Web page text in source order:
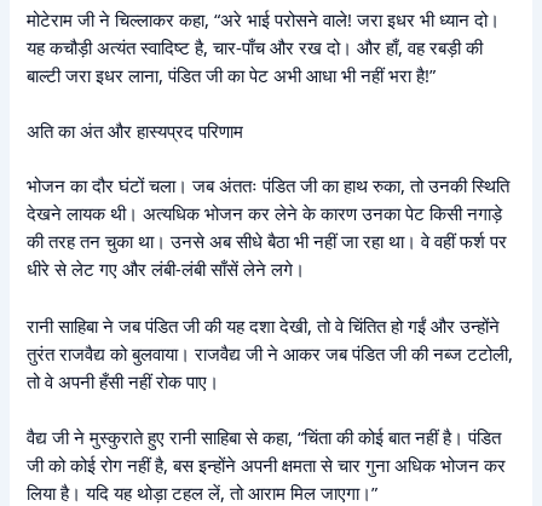
मोटेराम जी ने चिल्लाकर कहा, “अरे भाई परोसने वाले! जरा इधर भी ध्यान दो।
यह कचौड़ी अत्यंत स्वादिष्ट है, चार-पाँच और रख दो। और हाँ, वह रबड़ी की
बाल्टी जरा इधर लाना, पंडित जी का पेट अभी आधा भी नहीं भरा है!”
अति का अंत और हास्यप्रद परिणाम
भोजन का दौर घंटों चला। जब अंततः पंडित जी का हाथ रुका, तो उनकी स्थिति
देखने लायक थी। अत्यधिक भोजन कर लेने के कारण उनका पेट किसी नगाड़े
की तरह तन चुका था। उनसे अब सीधे बैठा भी नहीं जा रहा था। वे वहीं फर्श पर
धीरे से लेट गए और लंबी-लंबी साँसें लेने लगे।
रानी साहिबा ने जब पंडित जी की यह दशा देखी, तो वे चिंतित हो गईं और उन्होंने
तुरंत राजवैद्य को बुलवाया। राजवैद्य जी ने आकर जब पंडित जी की नब्ज टटोली,
तो वे अपनी हँसी नहीं रोक पाए।
वैद्य जी ने मुस्कुराते हुए रानी साहिबा से कहा, “चिंता की कोई बात नहीं है। पंडित
जी को कोई रोग नहीं है, बस इन्होंने अपनी क्षमता से चार गुना अधिक भोजन कर
लिया है। यदि यह थोड़ा टहल लें, तो आराम मिल जाएगा।”